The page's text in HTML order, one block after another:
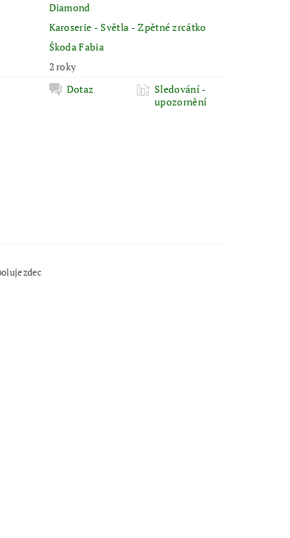
Diamond
Karoserie - Světla - Zpětné zrcátko
Škoda Fabia
2 roky
Dotaz
Sledování -
upozornění